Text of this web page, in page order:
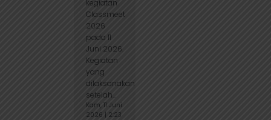
kegiatan
Classmeet
2026
pada 11
Juni 2026.
Kegiatan
yang
dilaksanakan
setelah...
Kam, 11 Juni
2026 | 2:23